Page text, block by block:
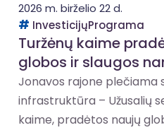
2026 m. birželio 22 d.
InvesticijųPrograma
Turžėnų kaime
globos ir slaugos
Jonavos rajone plečiama
infrastruktūra – Užusalių
kaime, pradėtos naujų